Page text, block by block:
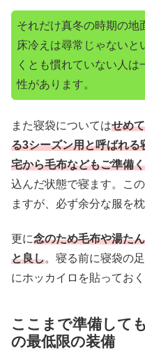
それだけ真冬の時期の地
床冷えは尋常じゃないと
くとも慣れていない人は
性があります。
また寝袋についてはせめ
る3シーズン用と呼ばれる
宅から毛布などもご準備
込んだ状態で寝ます。こ
ますが、必ず余分な服を
更に念のため毛布や湯た
と良し。寝る前に寝袋の
にホッカイロを貼っておく
ここまで準備して
の最低限の装備